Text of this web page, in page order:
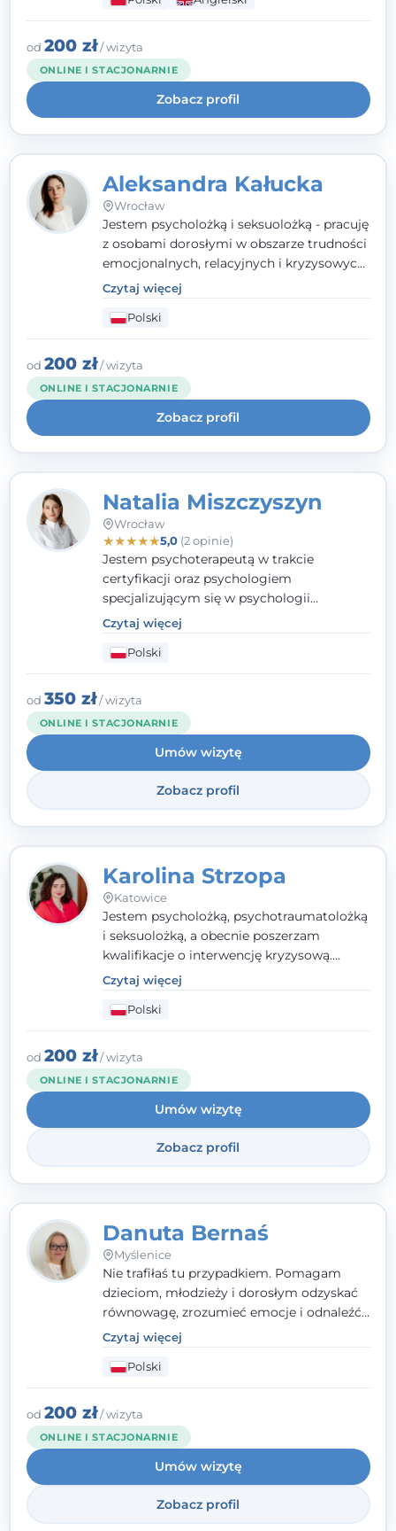
wypalenia zawodowego. Pracuję w języku
polskim i angielskim, w podejściu
humanistycznym, opartym na
partnerstwie i podmiotowości klienta.
od 200 zł/ wizyta
ONLINE I STACJONARNIE
Zobacz profil
Aleksandra Kałucka
Wrocław
Jestem psycholożką i seksuolożką - pracuję
z osobami dorosłymi w obszarze trudności
emocjonalnych, relacyjnych i kryzysowych,
w tym z osobami po doświadczeniach
przemocy. Ukończyłam psychologię
kliniczną oraz studia podyplomowe z
interwencji kryzysowej i seksuologii
klinicznej na SWPS we Wrocławiu. W pracy
kieruję się empatią, etyką zawodową i
uważnością na potrzeby klienta.
Czytaj więcej
Polski
od 200 zł/ wizyta
ONLINE I STACJONARNIE
Zobacz profil
Natalia Miszczyszyn
Wrocław
★★★★★5,0(2 opinie)
Jestem psychoterapeutą w trakcie
certyfikacji oraz psychologiem
specjalizującym się w psychologii
klinicznej. Ukończyłam również studia
podyplomowe z Praktycznej Diagnozy
Psychologicznej. Aktywnie uczestniczę w
działalności Polskiego Towarzystwa
Psychiatrycznego oraz Polskiego
Towarzystwa Psychologicznego, a także
jestem członkiem nadzwyczajnym
Wielkopolskiego Towarzystwa Terapii
Systemowej.
Czytaj więcej
Polski
od 350 zł/ wizyta
ONLINE I STACJONARNIE
Umów wizytę
Zobacz profil
Karolina Strzopa
Katowice
Jestem psycholożką, psychotraumatolożką
i seksuolożką, a obecnie poszerzam
kwalifikacje o interwencję kryzysową.
Pracuję w nurcie terapii trzeciej fali, łącząc
metody o potwierdzonej skuteczności.
Towarzyszę młodzieży, dorosłym i parom w
radzeniu sobie z bolesnymi
doświadczeniami tak, by mogli żyć pełniej.
Czytaj więcej
Polski
od 200 zł/ wizyta
ONLINE I STACJONARNIE
Umów wizytę
Zobacz profil
Danuta Bernaś
Myślenice
Nie trafiłaś tu przypadkiem. Pomagam
dzieciom, młodzieży i dorosłym odzyskać
równowagę, zrozumieć emocje i odnaleźć
wewnętrzną siłę. Moja droga do
psychologii zaczęła się od życia - pełnego
wyzwań, które nauczyły mnie uważności,
empatii i pokory. Dziś łączę doświadczenie
nauczycielki, psychologa, psychoterapeuty
i seksuologa tworząc bezpieczną
przestrzeń, w której można poczuć spokój i
wsparcie. Nie obiecuję łatwych rozwiązań -
ale mogę obiecać, że będę po Twojej
Czytaj więcej
Polski
od 200 zł/ wizyta
ONLINE I STACJONARNIE
Umów wizytę
Zobacz profil